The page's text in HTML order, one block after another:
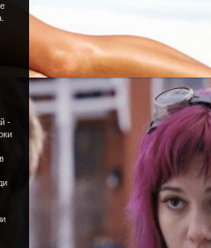
-
комментарии могут только
[Регистрация| Вход]
Сообщество
Онлайн всего: